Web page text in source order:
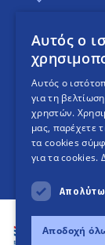
Αυτός ο
Αυτός ο
για τη
χρηστών.
μας, παρέχετε
τα cookies
για τα cookies.
Αποδοχή